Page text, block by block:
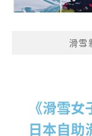
滑雪